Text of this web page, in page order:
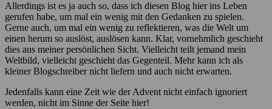
Allerdings ist es ja auch so, dass ich diesen Blog hier ins Leben
gerufen habe, um mal ein wenig mit den Gedanken zu spielen.
Gerne auch, um mal ein wenig zu reflektieren, was die Welt um
einen herum so auslöst, auslösen kann. Klar, vornehmlich geschieht
dies aus meiner persönlichen Sicht. Vielleicht teilt jemand mein
Weltbild, vielleicht geschieht das Gegenteil. Mehr kann ich als
kleiner Blogschreiber nicht liefern und auch nicht erwarten.
Jedenfalls kann eine Zeit wie der Advent nicht einfach ignoriert
werden, nicht im Sinne der Seite hier!